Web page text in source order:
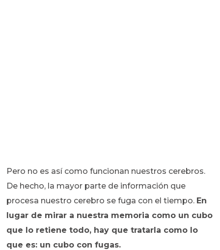
Pero no es así como funcionan nuestros cerebros.
De hecho, la mayor parte de información que
procesa nuestro cerebro se fuga con el tiempo. En
lugar de mirar a nuestra memoria como un cubo
que lo retiene todo, hay que tratarla como lo
que es: un cubo con fugas.